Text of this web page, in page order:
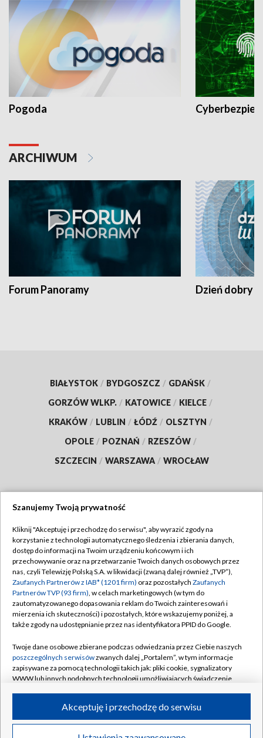
Pogoda
ARCHIWUM
Forum Panoramy Dzień dobry
BIAŁYSTOK / BYDGOSZCZ / GDAŃSK /
GORZÓW WLKP. / KATOWICE / KIELCE /
KRAKÓW / LUBLIN / ŁÓDŹ / OLSZTYN /
OPOLE / POZNAŃ / RZESZÓW /
SZCZECIN / WARSZAWA / WROCŁAW
TVP
Abonament TVP
Emisja w TVP
Centrum informacji TVP
Naziemna Telewizja Cyfrowa
Rada Programowa
System NOS
Informacje o nadawcy
Program dla prasy
Regulamin TVP
Polityka prywatności
Moje zgody
Pomoc
Kontakt
Kanały
©2026 Telewizja Polska S.A. w likwidacji
Szanujemy Twoją prywatność
Kliknij "Akceptuję i przechodzę do serwisu", aby wyrazić zgody na
korzystanie z technologii automatycznego śledzenia i zbierania danych,
dostęp do informacji na Twoim urządzeniu końcowym i ich
przechowywanie oraz na przetwarzanie Twoich danych osobowych przez
nas, czyli Telewizję Polską S.A. w likwidacji (zwaną dalej również „TVP”),
Zaufanych Partnerów z IAB* (1201 firm) oraz pozostałych Zaufanych
Partnerów TVP (93 firm), w celach marketingowych (w tym do
zautomatyzowanego dopasowania reklam do Twoich zainteresowań i
mierzenia ich skuteczności) i pozostałych, które wskazujemy poniżej, a
także zgody na udostępnianie przez nas identyfikatora PPID do Google.
Twoje dane osobowe zbierane podczas odwiedzania przez Ciebie naszych
poszczególnych serwisówzwanych dalej „Portalem”, w tym informacje
zapisywane za pomocą technologii takich jak: pliki cookie, sygnalizatory
WWW lub innych podobnych technologii umożliwiających świadczenie
ruchu w Internecie.
Twoje dane osobowe zbierane podczas odwiedzania przez Ciebie
Akceptuję i przechodzę do serwisu